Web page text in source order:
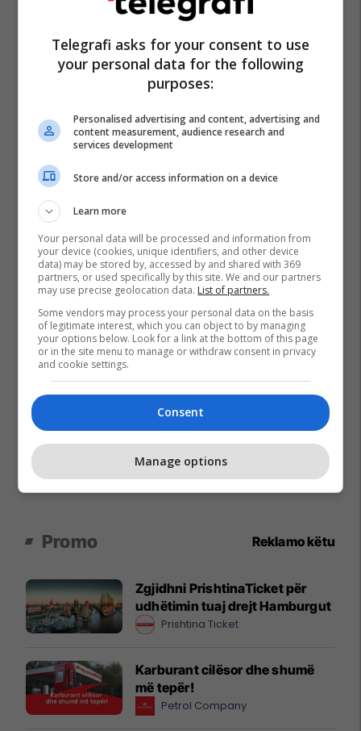
Promo Reklamo këtu
Zgjidhni PrishtinaTicket për
udhëtimin tuaj drejt Hamburgut
Prishtina Ticket
Karburant cilësor dhe shumë
më tepër!
Petrol Company
Telegrafi asks for your consent to use
your personal data for the following
purposes:
Personalised advertising and content, advertising and
content measurement, audience research and
services development
Store and/or access information on a device
Learn more
Your personal data will be processed and information from
your device (cookies, unique identifiers, and other device
data) may be stored by, accessed by and shared with 369
partners, or used specifically by this site. We and our partners
may use precise geolocation data. List of partners.
Some vendors may process your personal data on the basis
of legitimate interest, which you can object to by managing
your options below. Look for a link at the bottom of this page
or in the site menu to manage or withdraw consent in privacy
and cookie settings.
Consent
Manage options